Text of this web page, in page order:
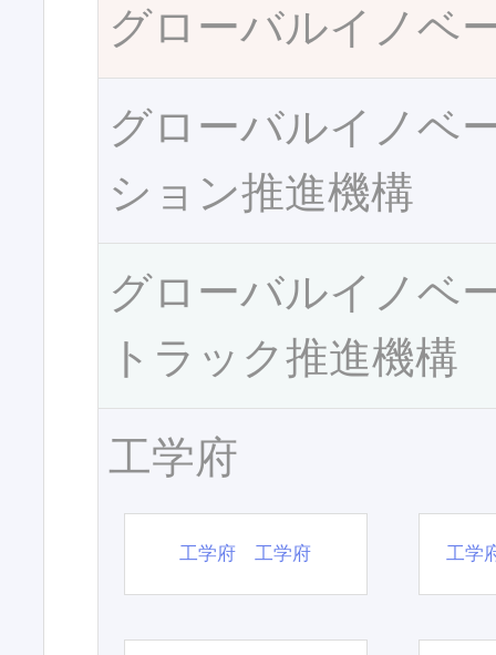
グローバルイノベ
グローバルイノベ
ション推進機構
グローバルイノベ
トラック推進機構
工学府
工学府 工学府 工学